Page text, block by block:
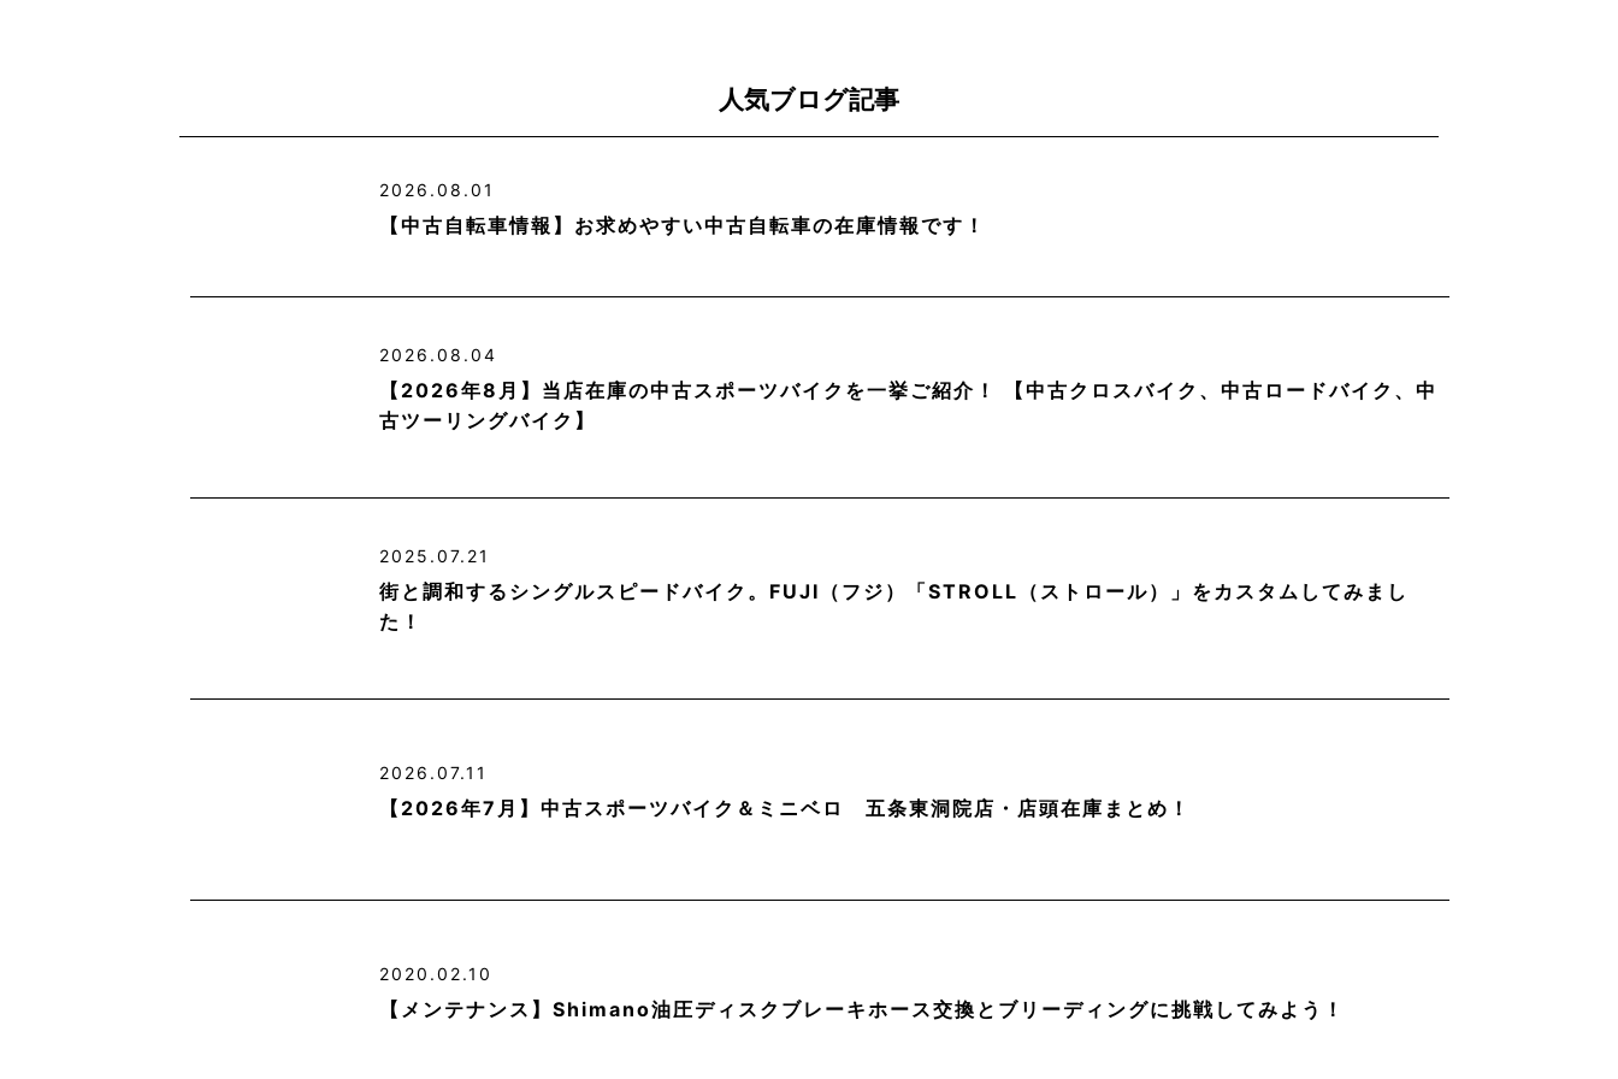
人気ブログ記事
2026.08.01
【中古自転車情報】お求めやすい中古自転車の在庫情報です！
2026.08.04
【2026年8月】当店在庫の中古スポーツバイクを一挙ご紹介！ 【中古クロスバイク、中古ロードバイク、中
古ツーリングバイク】
2025.07.21
街と調和するシングルスピードバイク。FUJI（フジ）「STROLL（ストロール）」をカスタムしてみまし
た！
2026.07.11
【2026年7月】中古スポーツバイク＆ミニベロ 五条東洞院店・店頭在庫まとめ！
2020.02.10
【メンテナンス】Shimano油圧ディスクブレーキホース交換とブリーディングに挑戦してみよう！